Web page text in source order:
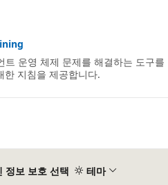
운영 체제 문제를 해결하는 도구를
한 지침을 제공합니다.
정보 보호 선택 테마